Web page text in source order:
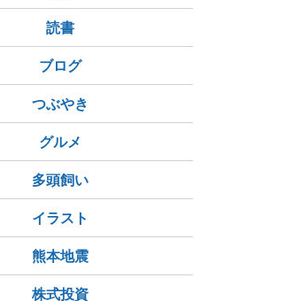
読書
ブログ
つぶやき
グルメ
多頭飼い
イラスト
熊本地震
株式投資